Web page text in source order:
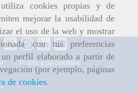
cookies propias y de
mejorar la usabilidad de
el uso de la web y mostrar
con tus preferencias
perfil elaborado a partir de
(por ejemplo, páginas
de cookies.
Política de cookies